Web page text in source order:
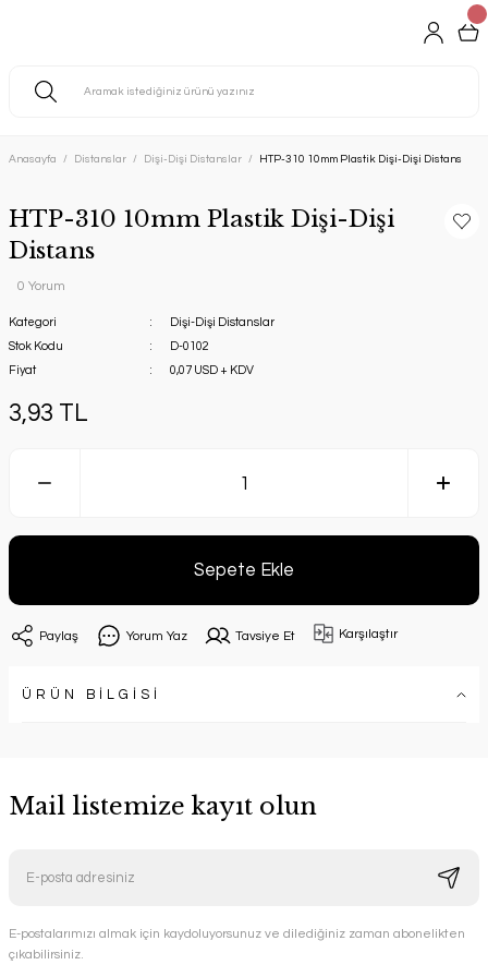
Anasayfa Distanslar Dişi-Dişi Distanslar HTP-310 10mm Plastik Dişi-Dişi Distans
HTP-310 10mm Plastik Dişi-Dişi
Distans
0 Yorum
Kategori
Dişi-Dişi Distanslar
Stok Kodu
D-0102
Fiyat
0,07 USD + KDV
3,93 TL
Sepete Ekle
Paylaş Yorum Yaz Tavsiye Et Karşılaştır
ÜRÜN BİLGİSİ
Mail listemize kayıt olun
E-postalarımızı almak için kaydoluyorsunuz ve dilediğiniz zaman abonelikten
çıkabilirsiniz.